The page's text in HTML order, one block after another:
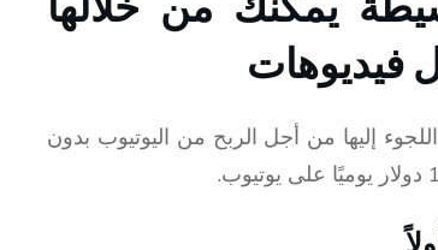
فيديوهات
إليها من أجل الربح من اليوتيوب بدون